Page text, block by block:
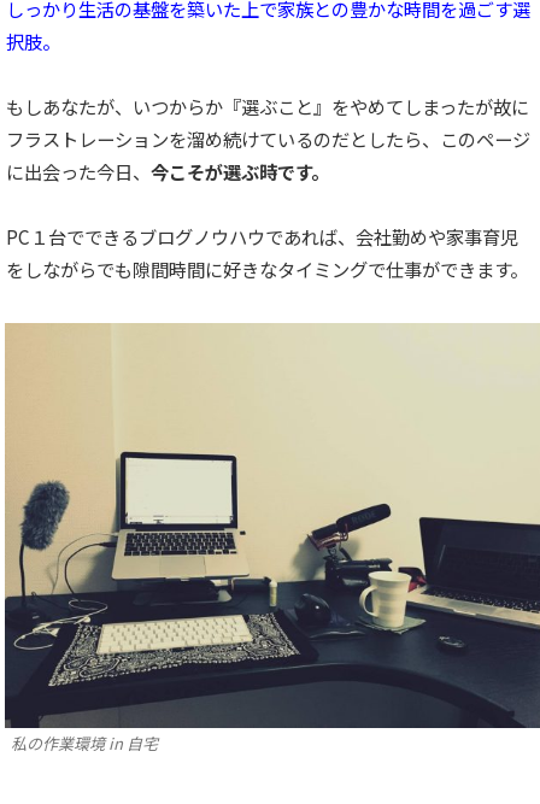
しっかり生活の基盤を築いた上で家族との豊かな時間を過ごす選
択肢。
もしあなたが、いつからか『選ぶこと』をやめてしまったが故に
フラストレーションを溜め続けているのだとしたら、このページ
に出会った今日、 今こそが選ぶ時です。
PC１台でできるブログノウハウであれば、会社勤めや家事育児
をしながらでも隙間時間に好きなタイミングで仕事ができます。
私の作業環境 in 自宅